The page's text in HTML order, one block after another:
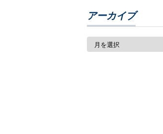
アーカイブ